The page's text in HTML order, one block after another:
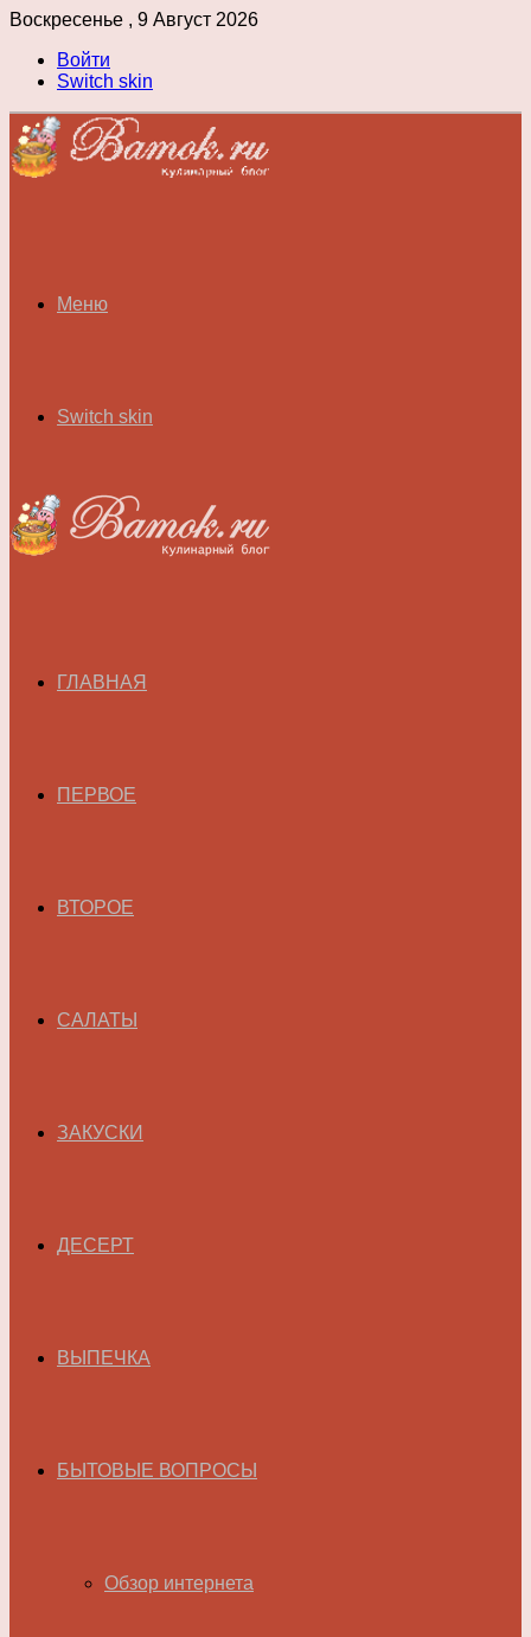
Воскресенье , 9 Август 2026
Войти
Switch skin
Меню
Switch skin
ГЛАВНАЯ
ПЕРВОЕ
ВТОРОЕ
САЛАТЫ
ЗАКУСКИ
ДЕСЕРТ
ВЫПЕЧКА
БЫТОВЫЕ ВОПРОСЫ
Обзор интернета